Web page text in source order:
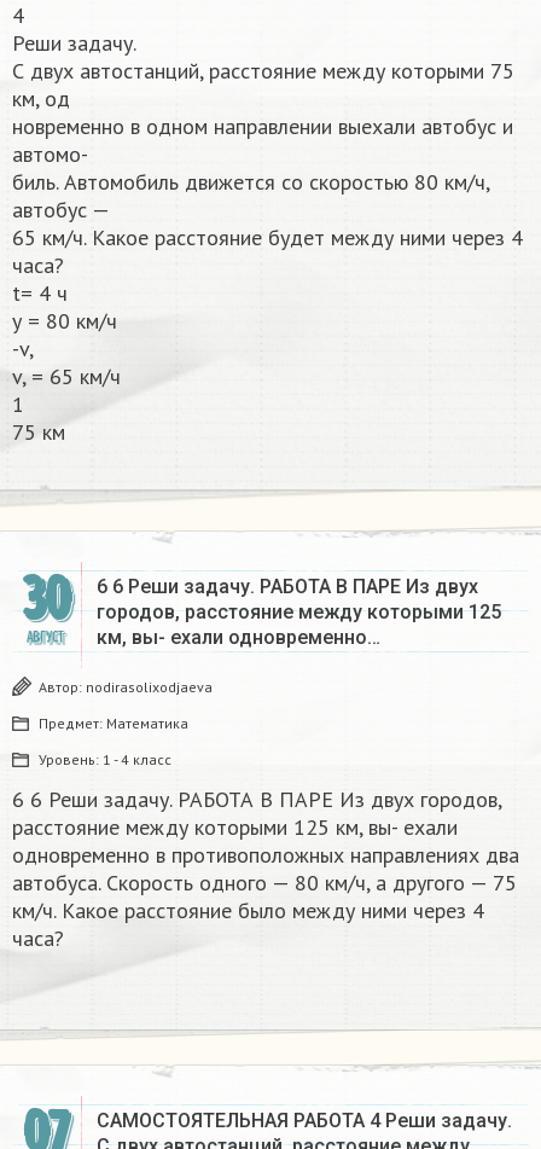
4
Реши задачу.
С двух автостанций, расстояние между которыми 75
км, од
новременно в одном направлении выехали автобус и
автомо-
биль. Автомобиль движется со скоростью 80 км/ч,
автобус —
65 км/ч. Какое расстояние будет между ними через 4
часа?
t= 4 ч
у = 80 км/ч
-v,
v, = 65 км/ч
1
75 км​
30
АВГУСТ
6 6 Реши задачу. РАБОТА В ПАРЕ Из двух
городов, расстояние между которыми 125
км, вы- ехали одновременно…
Автор: nodirasolixodjaeva
Предмет: Математика
Уровень: 1 - 4 класс
6 6 Реши задачу. РАБОТА В ПАРЕ Из двух городов,
расстояние между которыми 125 км, вы- ехали
одновременно в противоположных направлениях два
автобуса. Скорость одного — 80 км/ч, а другого — 75
км/ч. Какое расстояние было между ними через 4
часа?
07
САМОСТОЯТЕЛЬНАЯ РАБОТА 4 Реши задачу.